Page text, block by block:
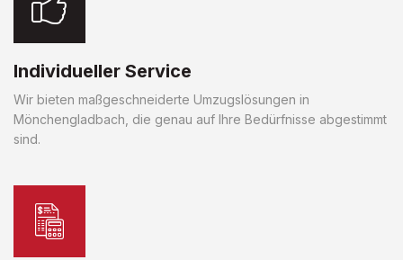
Individueller Service
Wir bieten maßgeschneiderte Umzugslösungen in
Mönchengladbach, die genau auf Ihre Bedürfnisse abgestimmt
sind.